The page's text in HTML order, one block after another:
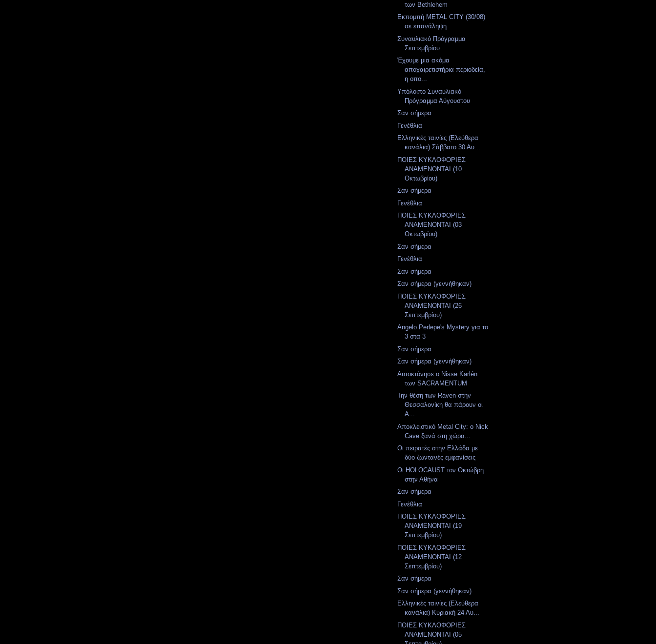
των Bethlehem
Εκπομπή METAL CITY (30/08)
σε επανάληψη
Συναυλιακό Πρόγραμμα
Σεπτεμβρίου
Έχουμε μια ακόμα
αποχαιρετιστήρια περιοδεία,
η οπο...
Υπόλοιπο Συναυλιακό
Πρόγραμμα Αύγουστου
Σαν σήμερα
Γενέθλια
Ελληνικές ταινίες (Ελεύθερα
κανάλια) Σάββατο 30 Αυ...
ΠΟΙΕΣ ΚΥΚΛΟΦΟΡΙΕΣ
ΑΝΑΜΕΝΟΝΤΑΙ (10
Οκτωβρίου)
Σαν σήμερα
Γενέθλια
ΠΟΙΕΣ ΚΥΚΛΟΦΟΡΙΕΣ
ΑΝΑΜΕΝΟΝΤΑΙ (03
Οκτωβρίου)
Σαν σήμερα
Γενέθλια
Σαν σήμερα
Σαν σήμερα (γεννήθηκαν)
ΠΟΙΕΣ ΚΥΚΛΟΦΟΡΙΕΣ
ΑΝΑΜΕΝΟΝΤΑΙ (26
Σεπτεμβρίου)
Angelo Perlepe's Mystery για το
3 στα 3
Σαν σήμερα
Σαν σήμερα (γεννήθηκαν)
Αυτοκτόνησε ο Nisse Karlén
των SACRAMENTUM
Την θέση των Raven στην
Θεσσαλονίκη θα πάρουν οι
A...
Αποκλειστικό Metal City: ο Nick
Cave ξανά στη χώρα...
Οι πειρατές στην Ελλάδα με
δύο ζωντανές εμφανίσεις
Οι HOLOCAUST τον Οκτώβρη
στην Αθήνα
Σαν σήμερα
Γενέθλια
ΠΟΙΕΣ ΚΥΚΛΟΦΟΡΙΕΣ
ΑΝΑΜΕΝΟΝΤΑΙ (19
Σεπτεμβρίου)
ΠΟΙΕΣ ΚΥΚΛΟΦΟΡΙΕΣ
ΑΝΑΜΕΝΟΝΤΑΙ (12
Σεπτεμβρίου)
Σαν σήμερα
Σαν σήμερα (γεννήθηκαν)
Ελληνικές ταινίες (Ελεύθερα
κανάλια) Κυριακή 24 Αυ...
ΠΟΙΕΣ ΚΥΚΛΟΦΟΡΙΕΣ
ΑΝΑΜΕΝΟΝΤΑΙ (05